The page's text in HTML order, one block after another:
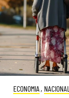
ECONOMIA , NACIONAL